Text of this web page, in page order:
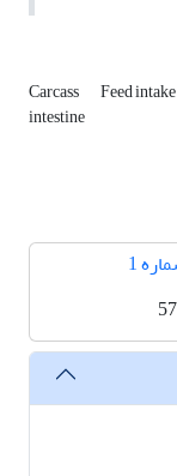
Carcass Feed intake
intestine